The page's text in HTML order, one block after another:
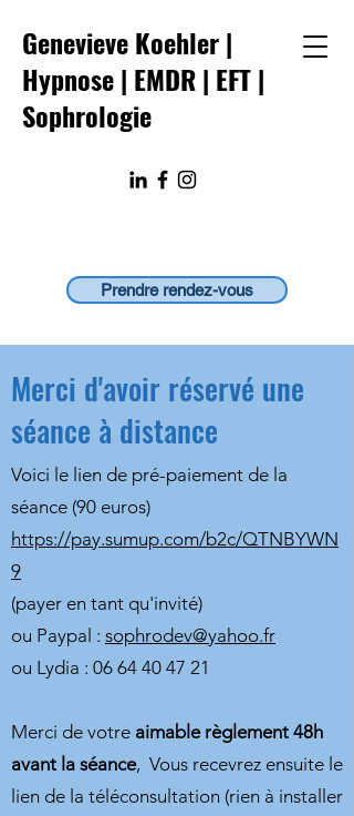
Genevieve Koehler |
Hypnose | EMDR| EFT|
Sophrologie
Prendre rendez-vous
Merci d'avoir réservé une
séance à distance
Voici le lien de pré-paiement de la
séance (90 euros)
https://pay.sumup.com/b2c/QTNBYWN
9
(payer en tant qu'invité)
ou Paypal : sophrodev@yahoo.fr
ou Lydia : 06 64 40 47 21
Merci de votre aimable règlement 48h
avant la séance, Vous recevrez ensuite le
lien de la téléconsultation (rien à installer